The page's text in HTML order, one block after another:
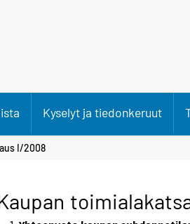
Kyselyt ja tiedonkeruut
I/2008